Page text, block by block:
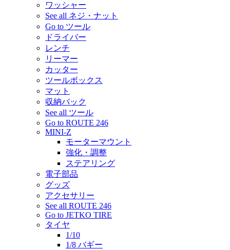
ワッシャー
See all ネジ・ナット
Go to ツール
ドライバー
レンチ
リーマー
カッター
ツールボックス
マット
収納バック
See all ツール
Go to ROUTE 246
MINI-Z
モーターマウント
強化・調整
ステアリング
電子部品
グッズ
アクセサリー
See all ROUTE 246
Go to JETKO TIRE
タイヤ
1/10
1/8 バギー